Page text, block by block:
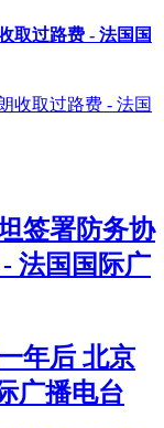
取过路费 - 法国国
签署防务协
法国国际广
年后 北京
广播电台